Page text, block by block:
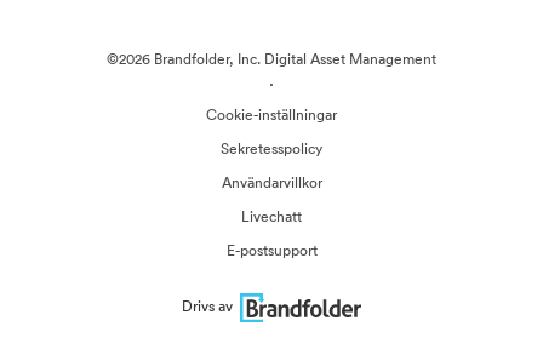
©2026 Brandfolder, Inc. Digital Asset Management
·
Cookie-inställningar
Sekretesspolicy
Användarvillkor
Livechatt
E-postsupport
Drivs av